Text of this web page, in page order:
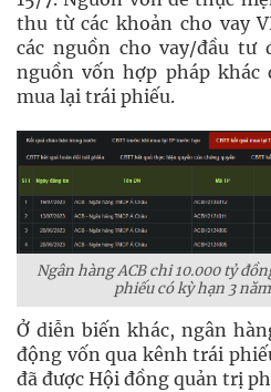
thu từ các khoản cho vay
các nguồn cho vay/đầu tư
nguồn vốn hợp pháp khác
mua lại trái phiếu.
Ngân hàng ACB chi 10.000 tỷ
phiếu có kỳ hạn 3
Ở diễn biến khác, ngân
động vốn qua kênh trái
đã được Hội đồng quản trị